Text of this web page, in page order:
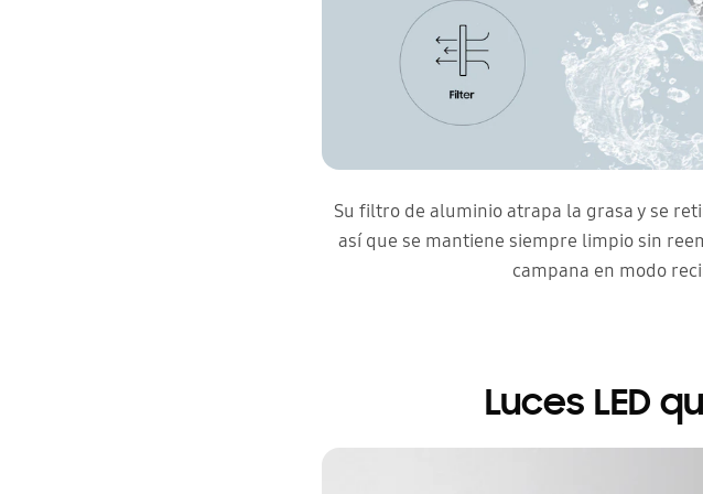
Su filtro de aluminio atrapa la grasa y se
así que se mantiene siempre limpio sin
campana en modo
Luces LED